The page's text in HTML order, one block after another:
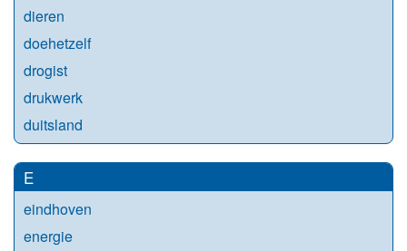
dieren
doehetzelf
drogist
drukwerk
duitsland
E
eindhoven
energie